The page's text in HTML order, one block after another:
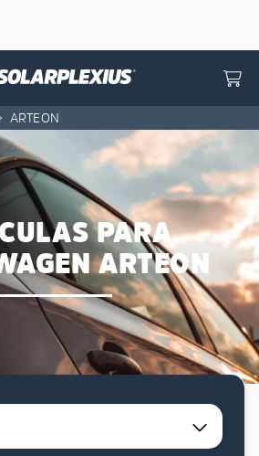
ARTEON
PARA
ARTEON